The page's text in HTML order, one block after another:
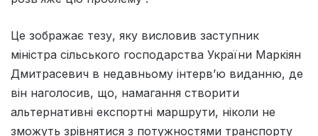
Це зображає тезу, яку висловив заступник
міністра сільського господарства України Маркіян
Дмитрасевич в недавньому інтерв’ю виданню, де
він наголосив, що, намагання створити
альтернативні експортні маршрути, ніколи не
зможуть зрівнятися з потужностями транспорту